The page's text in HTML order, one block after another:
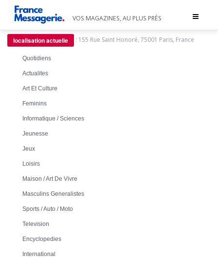
Toggle
VOS MAGAZINES, AU PLUS PRÈS
localisation actuelle : 155 Rue Saint Honoré, 75001 Paris, France
Quotidiens
Actualites
Art Et Culture
Feminins
Informatique / Sciences
Jeunesse
Jeux
Loisirs
Maison / Art De Vivre
Masculins Generalistes
Sports / Auto / Moto
Television
Encyclopedies
International